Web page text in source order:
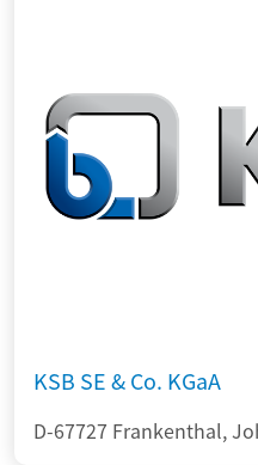
KSB SE & Co. KGaA
D-67727 Frankenthal,